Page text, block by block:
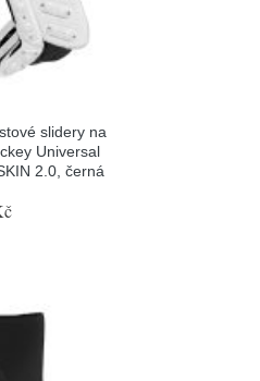
slidery na
Universal
2.0, černá